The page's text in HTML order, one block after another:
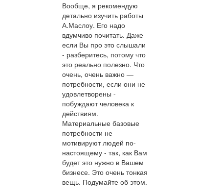
Вообще, я рекомендую
детально изучить работы
А.Маслоу. Его надо
вдумчиво почитать. Даже
если Вы про это слышали
- разберитесь, потому что
это реально полезно. Что
очень, очень важно —
потребности, если они не
удовлетворены -
побуждают человека к
действиям.
Материальные базовые
потребности не
мотивируют людей по-
настоящему - так, как Вам
будет это нужно в Вашем
бизнесе. Это очень тонкая
вещь. Подумайте об этом.